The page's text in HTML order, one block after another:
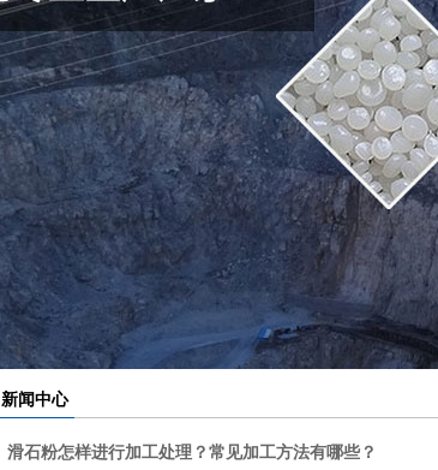
新闻中心
滑石粉怎样进行加工处理？常见加工方法有哪些？